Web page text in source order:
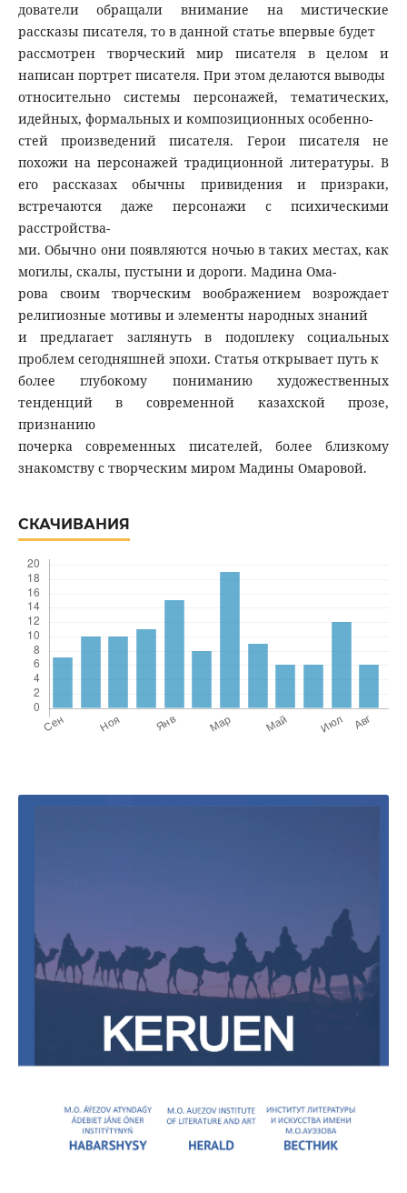
дователи обращали внимание на мистические
рассказы писателя, то в данной статье впервые будет
рассмотрен творческий мир писателя в целом и
написан портрет писателя. При этом делаются выводы
относительно системы персонажей, тематических,
идейных, формальных и композиционных особенно-
стей произведений писателя. Герои писателя не
похожи на персонажей традиционной литературы. В
его рассказах обычны привидения и призраки,
встречаются даже персонажи с психическими
расстройства-
ми. Обычно они появляются ночью в таких местах, как
могилы, скалы, пустыни и дороги. Мадина Ома-
рова своим творческим воображением возрождает
религиозные мотивы и элементы народных знаний
и предлагает заглянуть в подоплеку социальных
проблем сегодняшней эпохи. Статья открывает путь к
более глубокому пониманию художественных
тенденций в современной казахской прозе,
признанию
почерка современных писателей, более близкому
знакомству с творческим миром Мадины Омаровой.
СКАЧИВАНИЯ